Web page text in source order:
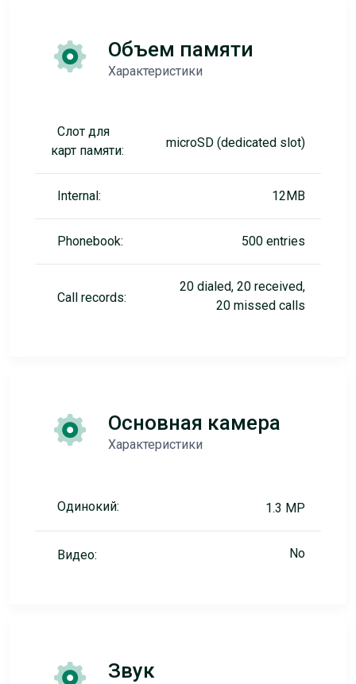
Объем памяти
Характеристики
Слот для
карт памяти:
microSD (dedicated slot)
Internal: 12MB
Phonebook: 500 entries
Call records:
20 dialed, 20 received,
20 missed calls
Основная камера
Характеристики
Одинокий: 1.3 MP
Видео: No
Звук